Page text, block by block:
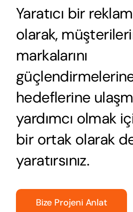
Hizmetlerimiz
Projeler
Blog
İletişim
Yaratıcı bir
olarak,
markalarını
hedeflerine
yardımcı olmak
bir ortak olarak
yaratırsınız.
Bize Projeni Anlat